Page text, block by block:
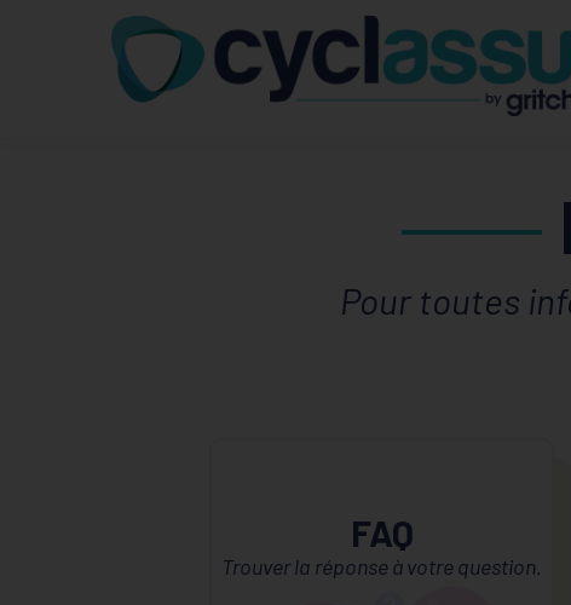
Pour toutes
FAQ
Trouver la réponse à votre question.